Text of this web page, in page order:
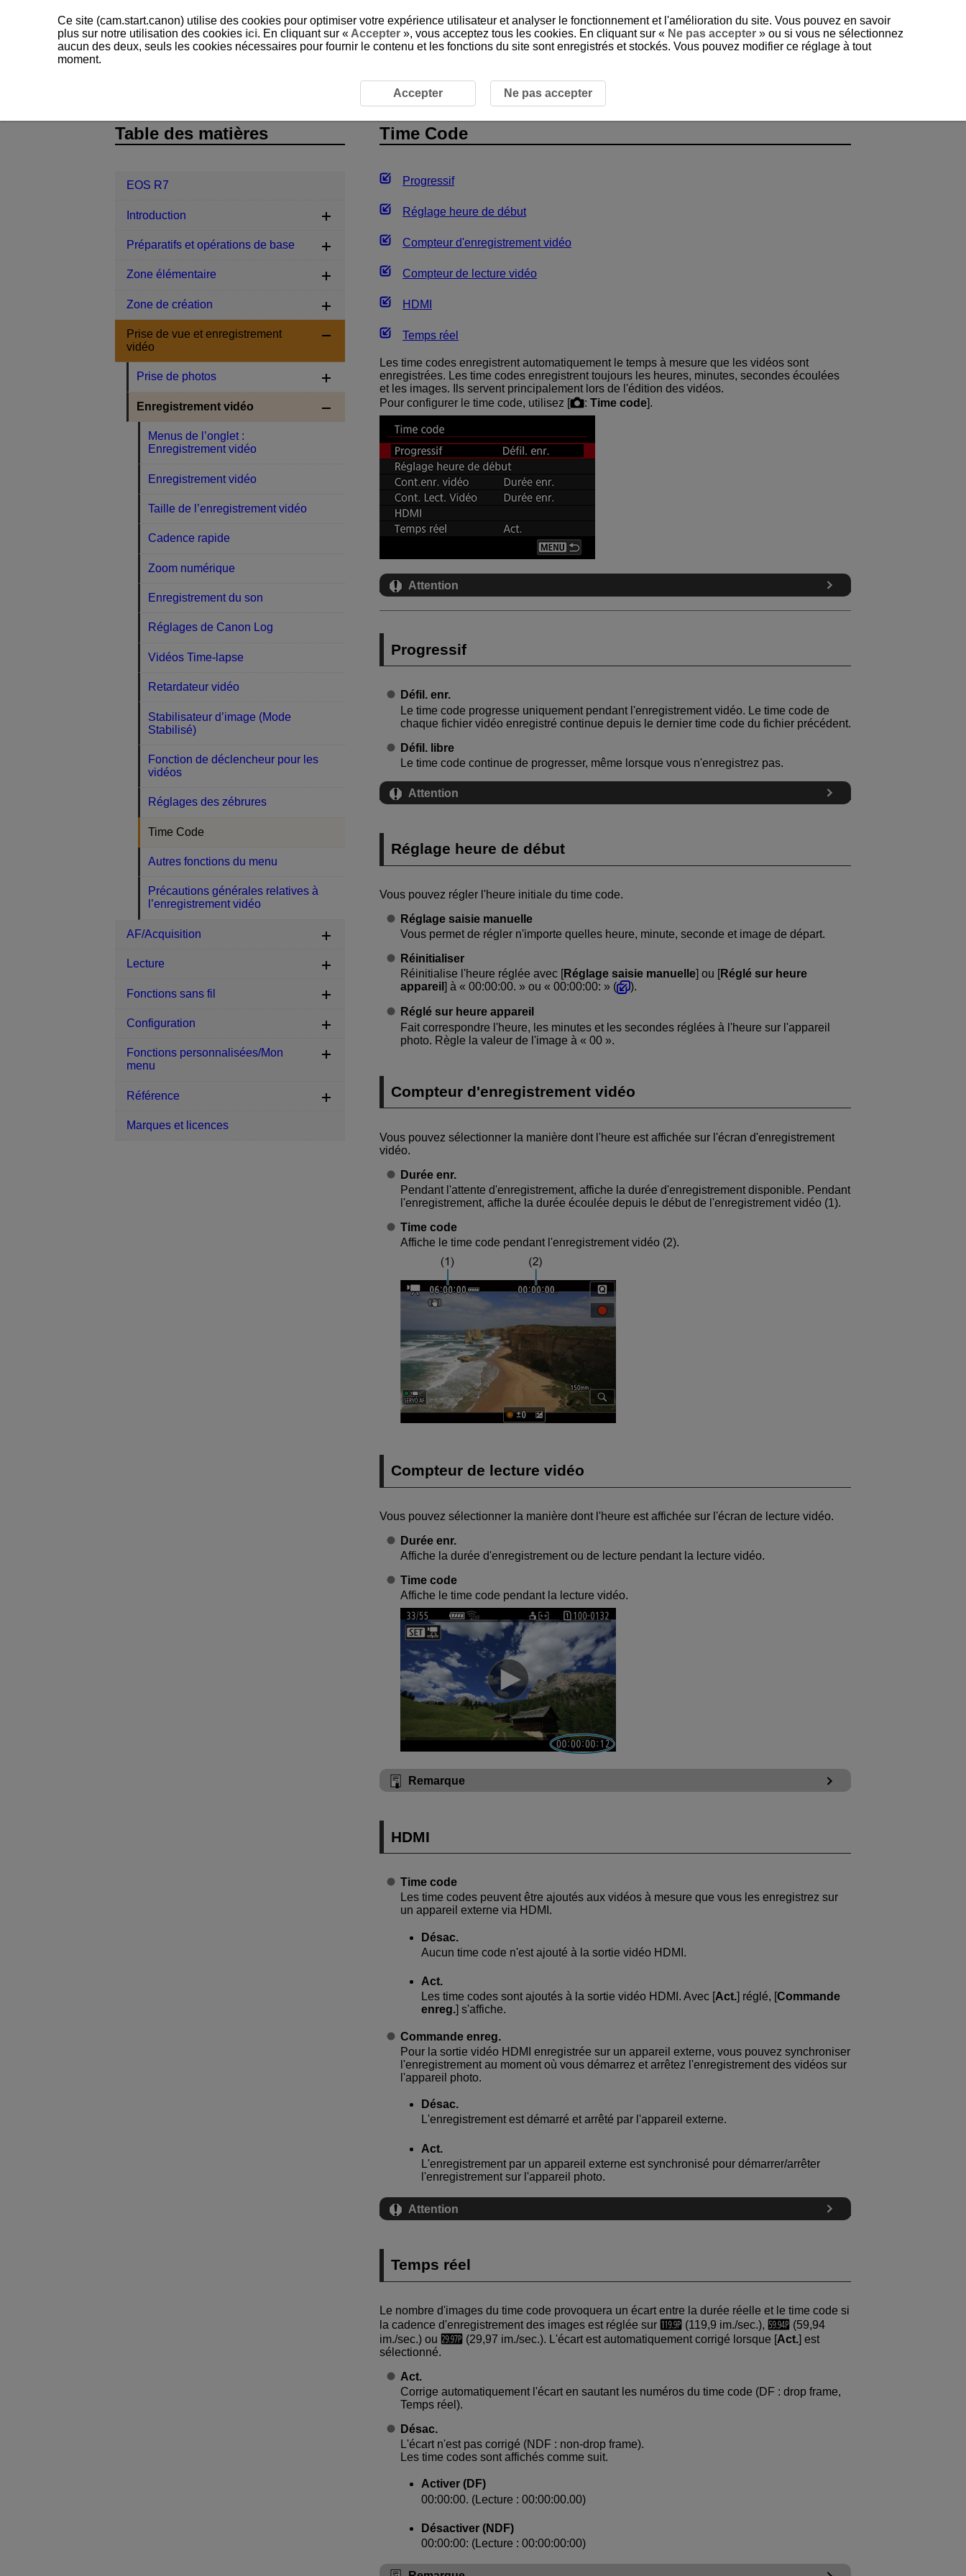
Time Code
Progressif
Réglage heure de début
Compteur d'enregistrement vidéo
Compteur de lecture vidéo
HDMI
Temps réel
Les time codes enregistrent automatiquement le temps à mesure que les vidéos sont
enregistrées. Les time codes enregistrent toujours les heures, minutes, secondes écoulées
et les images. Ils servent principalement lors de l'édition des vidéos.
Pour configurer le time code, utilisez [
: Time code].
Attention
Progressif
Défil. enr.
Le time code progresse uniquement pendant l'enregistrement vidéo. Le time code de
chaque fichier vidéo enregistré continue depuis le dernier time code du fichier précédent.
Défil. libre
Le time code continue de progresser, même lorsque vous n'enregistrez pas.
Attention
Réglage heure de début
Vous pouvez régler l'heure initiale du time code.
Réglage saisie manuelle
Vous permet de régler n'importe quelles heure, minute, seconde et image de départ.
Réinitialiser
Réinitialise l'heure réglée avec [Réglage saisie manuelle] ou [Réglé sur heure
appareil ] à « 00:00:00. » ou « 00:00:00: » ( ).
Réglé sur heure appareil
Fait correspondre l'heure, les minutes et les secondes réglées à l'heure sur l'appareil
photo. Règle la valeur de l'image à « 00 ».
Compteur d'enregistrement vidéo
Vous pouvez sélectionner la manière dont l'heure est affichée sur l'écran d'enregistrement
vidéo.
Durée enr.
Pendant l'attente d'enregistrement, affiche la durée d'enregistrement disponible. Pendant
l'enregistrement, affiche la durée écoulée depuis le début de l'enregistrement vidéo (1).
Time code
Affiche le time code pendant l'enregistrement vidéo (2).
Compteur de lecture vidéo
Vous pouvez sélectionner la manière dont l'heure est affichée sur l'écran de lecture vidéo.
Durée enr.
Affiche la durée d'enregistrement ou de lecture pendant la lecture vidéo.
Time code
Affiche le time code pendant la lecture vidéo.
Remarque
HDMI
Time code
Les time codes peuvent être ajoutés aux vidéos à mesure que vous les enregistrez sur
un appareil externe via HDMI.
Désac.
Aucun time code n'est ajouté à la sortie vidéo HDMI.
Act.
Les time codes sont ajoutés à la sortie vidéo HDMI. Avec [Act.] réglé, [Commande
enreg.] s'affiche.
Commande enreg.
Pour la sortie vidéo HDMI enregistrée sur un appareil externe, vous pouvez synchroniser
l'enregistrement au moment où vous démarrez et arrêtez l'enregistrement des vidéos sur
l'appareil photo.
Désac.
L'enregistrement est démarré et arrêté par l'appareil externe.
Act.
L'enregistrement par un appareil externe est synchronisé pour démarrer/arrêter
l'enregistrement sur l'appareil photo.
Attention
Temps réel
Le nombre d'images du time code provoquera un écart entre la durée réelle et le time code si
la cadence d'enregistrement des images est réglée sur
(119,9 im./sec.),
(59,94
im./sec.) ou
(29,97 im./sec.). L'écart est automatiquement corrigé lorsque [Act.] est
sélectionné.
Act.
Corrige automatiquement l'écart en sautant les numéros du time code (DF : drop frame,
Temps réel).
Désac.
L'écart n'est pas corrigé (NDF : non-drop frame).
Les time codes sont affichés comme suit.
Activer (DF)
00:00:00. (Lecture : 00:00:00.00)
Désactiver (NDF)
00:00:00: (Lecture : 00:00:00:00)
Table des matières
EOS R7
Introduction
Préparatifs et opérations de base
Zone élémentaire
Zone de création
Prise de vue et enregistrement
vidéo
Prise de photos
Enregistrement vidéo
Menus de l’onglet :
Enregistrement vidéo
Enregistrement vidéo
Taille de l’enregistrement vidéo
Cadence rapide
Zoom numérique
Enregistrement du son
Réglages de Canon Log
Vidéos Time-lapse
Retardateur vidéo
Stabilisateur d’image (Mode
Stabilisé)
Fonction de déclencheur pour les
vidéos
Réglages des zébrures
Time Code
Autres fonctions du menu
Précautions générales relatives à
l’enregistrement vidéo
AF/Acquisition
Lecture
Fonctions sans fil
Configuration
Fonctions personnalisées/Mon
menu
Référence
Marques et licences
Ce site (cam.start.canon) utilise des cookies pour optimiser votre expérience utilisateur et analyser le fonctionnement et l'amélioration du site. Vous pouvez en savoir
plus sur notre utilisation des cookies ici. En cliquant sur « Accepter », vous acceptez tous les cookies. En cliquant sur « Ne pas accepter » ou si vous ne sélectionnez
aucun des deux, seuls les cookies nécessaires pour fournir le contenu et les fonctions du site sont enregistrés et stockés. Vous pouvez modifier ce réglage à tout
moment.
Accepter Ne pas accepter